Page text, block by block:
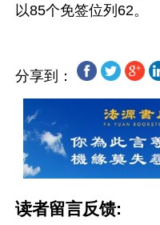
分享到：
读者留言反馈: